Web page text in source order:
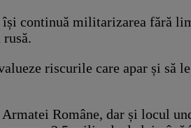
continuă militarizarea fără
riscurile care apar și să
Române, dar și locul